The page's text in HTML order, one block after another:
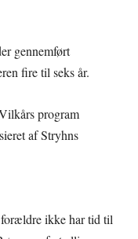
gennemført
fire til seks år.
program
af Stryhns
forældre ikke har tid til